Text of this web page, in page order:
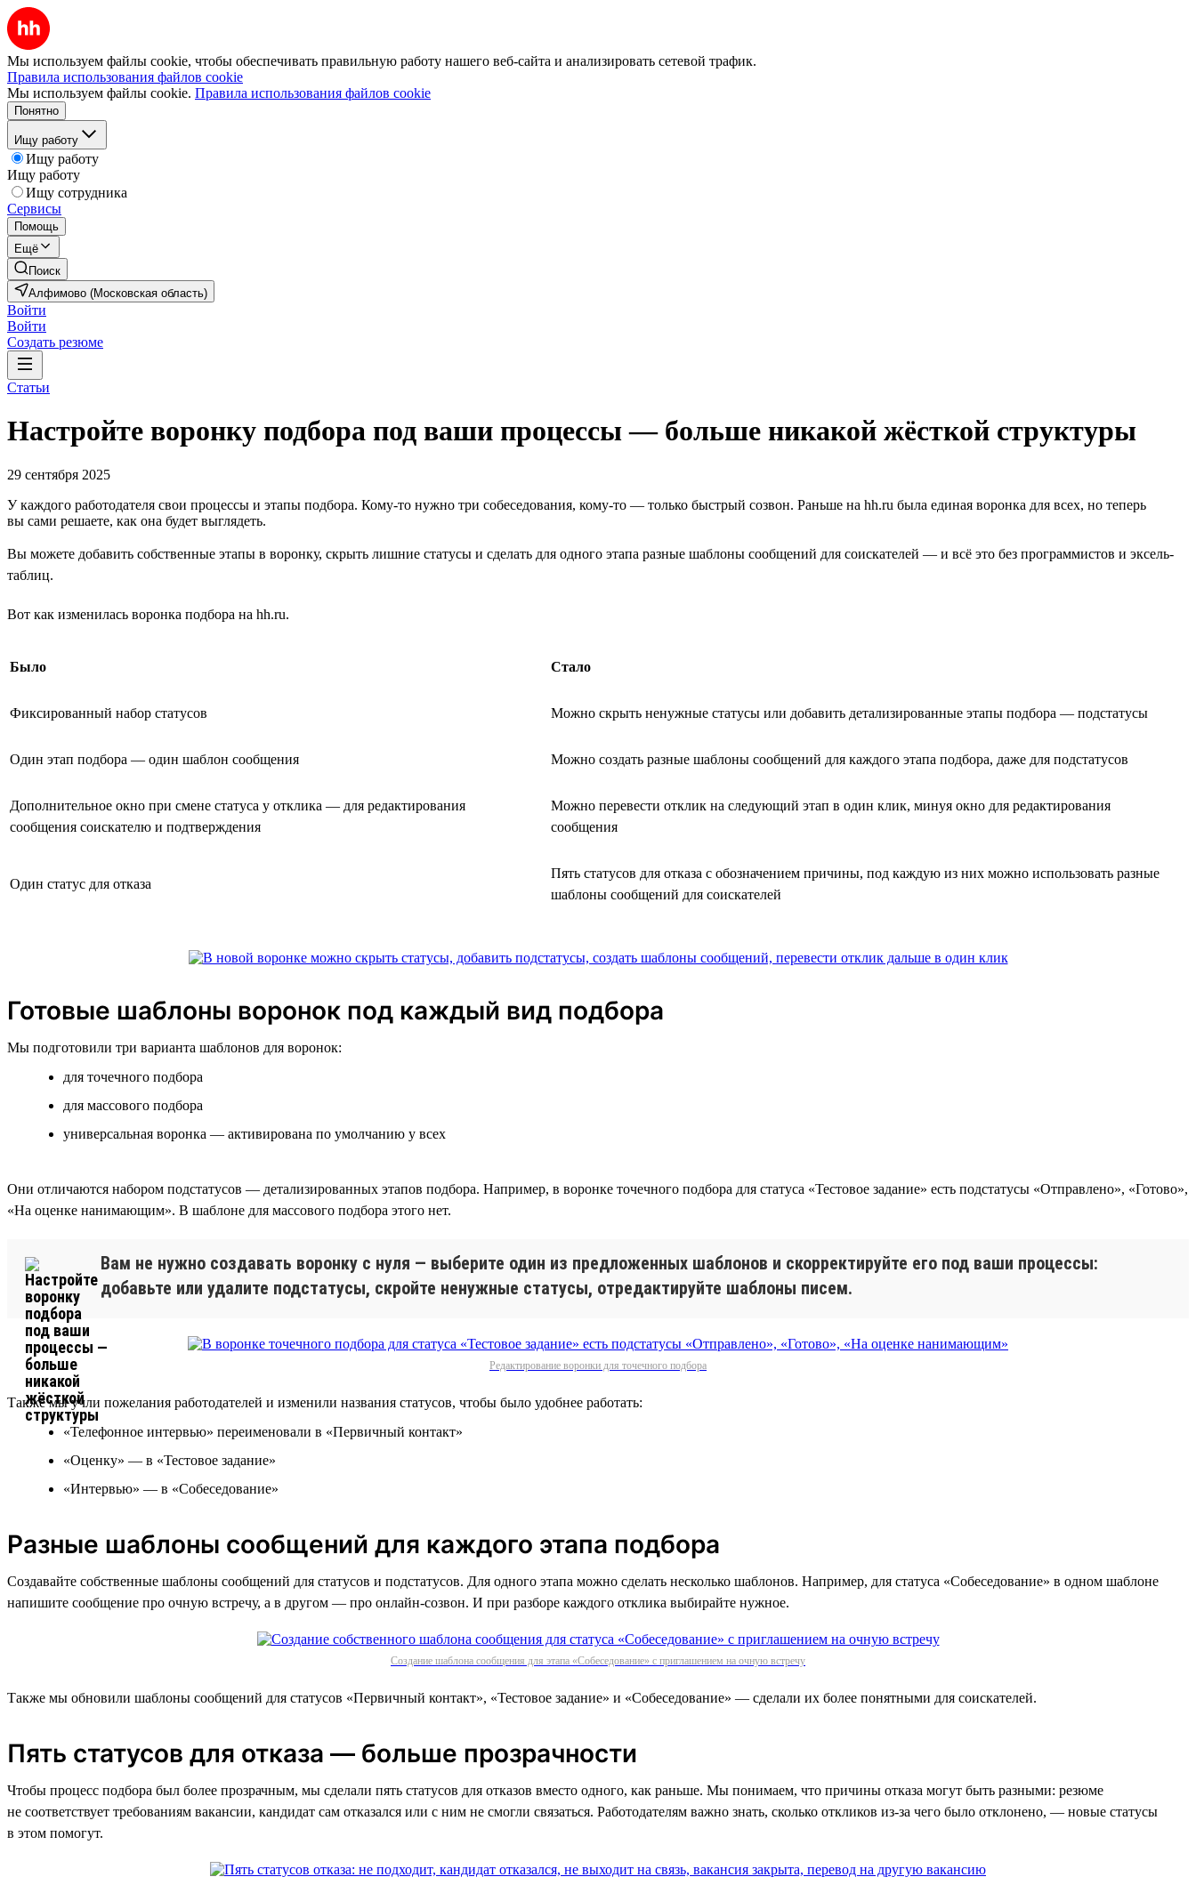
Мы используем файлы cookie, чтобы обеспечивать правильную работу нашего веб-сайта и анализировать сетевой трафик.
Правила использования файлов cookie
Мы используем файлы cookie. Правила использования файлов cookie
Понятно
Ищу работу
Ищу работу
Ищу работу
Ищу сотрудника
Сервисы
Помощь
Ещё
Поиск
Алфимово (Московская область)
Войти
Войти
Создать резюме
Статьи
Настройте воронку подбора под ваши процессы — больше никакой жёсткой структуры
29 сентября 2025
У каждого работодателя свои процессы и этапы подбора. Кому-то нужно три собеседования, кому-то — только быстрый созвон. Раньше на hh.ru была единая воронка для всех, но теперь
вы сами решаете, как она будет выглядеть.
Вы можете добавить собственные этапы в воронку, скрыть лишние статусы и сделать для одного этапа разные шаблоны сообщений для соискателей — и всё это без программистов и эксель-
таблиц.
Вот как изменилась воронка подбора на hh.ru.
Было Стало
Фиксированный набор статусов Можно скрыть ненужные статусы или добавить детализированные этапы подбора — подстатусы
Один этап подбора — один шаблон сообщения Можно создать разные шаблоны сообщений для каждого этапа подбора, даже для подстатусов
Дополнительное окно при смене статуса у отклика — для редактирования
сообщения соискателю и подтверждения
Можно перевести отклик на следующий этап в один клик, минуя окно для редактирования
сообщения
Один статус для отказа
Пять статусов для отказа с обозначением причины, под каждую из них можно использовать разные
шаблоны сообщений для соискателей
Готовые шаблоны воронок под каждый вид подбора
Мы подготовили три варианта шаблонов для воронок:
для точечного подбора
для массового подбора
универсальная воронка — активирована по умолчанию у всех
Они отличаются набором подстатусов — детализированных этапов подбора. Например, в воронке точечного подбора для статуса «Тестовое задание» есть подстатусы «Отправлено», «Готово»,
«На оценке нанимающим». В шаблоне для массового подбора этого нет.
Вам не нужно создавать воронку с нуля — выберите один из предложенных шаблонов и скорректируйте его под ваши процессы:
добавьте или удалите подстатусы, скройте ненужные статусы, отредактируйте шаблоны писем.
Редактирование воронки для точечного подбора
Также мы учли пожелания работодателей и изменили названия статусов, чтобы было удобнее работать:
«Телефонное интервью» переименовали в «Первичный контакт»
«Оценку» — в «Тестовое задание»
«Интервью» — в «Собеседование»
Разные шаблоны сообщений для каждого этапа подбора
Создавайте собственные шаблоны сообщений для статусов и подстатусов. Для одного этапа можно сделать несколько шаблонов. Например, для статуса «Собеседование» в одном шаблоне
напишите сообщение про очную встречу, а в другом — про онлайн-созвон. И при разборе каждого отклика выбирайте нужное.
Создание шаблона сообщения для этапа «Собеседование» с приглашением на очную встречу
Также мы обновили шаблоны сообщений для статусов «Первичный контакт», «Тестовое задание» и «Собеседование» — сделали их более понятными для соискателей.
Пять статусов для отказа — больше прозрачности
Чтобы процесс подбора был более прозрачным, мы сделали пять статусов для отказов вместо одного, как раньше. Мы понимаем, что причины отказа могут быть разными: резюме
не соответствует требованиям вакансии, кандидат сам отказался или с ним не смогли связаться. Работодателям важно знать, сколько откликов из-за чего было отклонено, — новые статусы
в этом помогут.